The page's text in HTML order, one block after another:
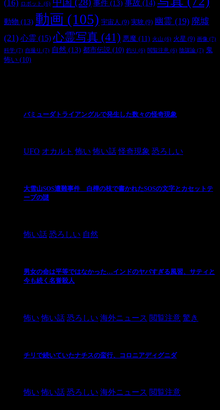
(16)
ロボット (6) 事件 (13) 事故 (14)
動物 (13) 動画 (105) 宇宙人 (9) 実験 (9) 幽霊 (19) 廃墟
(21) 心霊 (15) 心霊写真 (41) 悪魔 (11) 火山 (6) 火星 (9) 画像 (7)
科学 (7) 自撮り (7) 自然 (13) 都市伝説 (10) 釣り (6) 閲覧注意 (6) 陰謀論 (7) 鬼
怖い (10)
バミューダトライアングルで発生した数々の怪奇現象
UFO オカルト 怖い 怖い話 怪奇現象 恐ろしい
大雪山SOS遭難事件 白樺の枝で書かれたSOSの文字とカセットテ
ープの謎
怖い話 恐ろしい 自然
男女の命は平等ではなかった…インドのヤバすぎる風習、サティと
今も続く名誉殺人
怖い 怖い話 恐ろしい 海外ニュース 閲覧注意 驚き
チリで続いていたナチスの蛮行、コロニアディグニダ
怖い 怖い話 恐ろしい 海外ニュース 閲覧注意